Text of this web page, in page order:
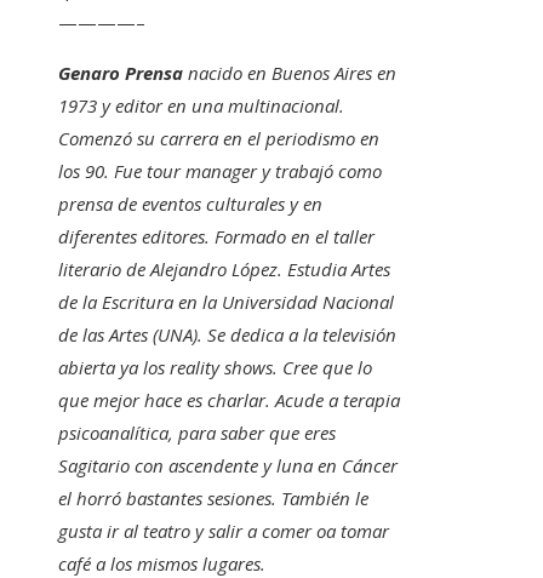
————–
Genaro Prensa nacido en Buenos Aires en
1973 y editor en una multinacional.
Comenzó su carrera en el periodismo en
los 90. Fue tour manager y trabajó como
prensa de eventos culturales y en
diferentes editores. Formado en el taller
literario de Alejandro López. Estudia Artes
de la Escritura en la Universidad Nacional
de las Artes (UNA). Se dedica a la televisión
abierta ya los reality shows. Cree que lo
que mejor hace es charlar. Acude a terapia
psicoanalítica, para saber que eres
Sagitario con ascendente y luna en Cáncer
el horró bastantes sesiones. También le
gusta ir al teatro y salir a comer oa tomar
café a los mismos lugares.